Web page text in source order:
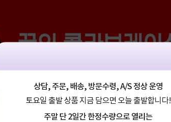
상담, 주문, 배송, 방문수령, A/S 정상 운영
토요일 출발 상품 지금 담으면 오늘 출발합니다!
주말 단 2일간 한정수량으로 열리는